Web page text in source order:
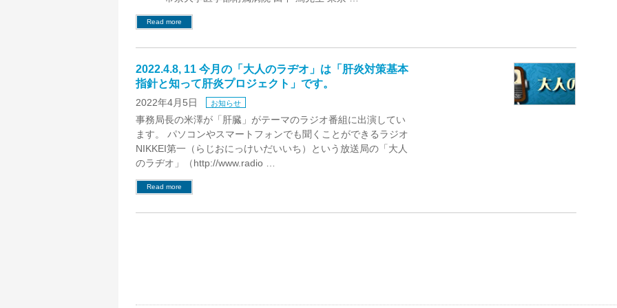
Read more
2022.4.8, 11 今月の「大人のラヂオ」は「肝炎対策基本
指針と知って肝炎プロジェクト」です。
2022年4月5日 お知らせ
事務局長の米澤が「肝臓」がテーマのラジオ番組に出演してい
ます。 パソコンやスマートフォンでも聞くことができるラジオ
NIKKEI第一（らじおにっけいだいいち）という放送局の「大人
のラヂオ」（http://www.radio …
Read more